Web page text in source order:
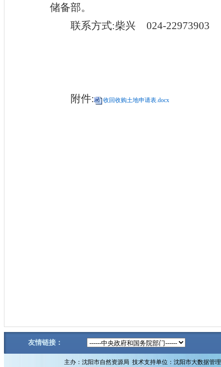
储备部。
联系方式:柴兴 024-22973903
附件: 收回收购土地申请表.docx
友情链接：
主办：沈阳市自然资源局 技术支持单位：沈阳市大数据管